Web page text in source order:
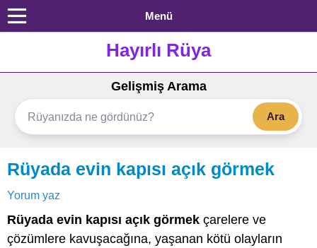
Menü
Hayırlı Rüya
Gelişmiş Arama
Ara
Rüyada evin kapısı açık görmek
Yorum yaz
Rüyada evin kapısı açık görmek çarelere ve
çözümlere kavuşacağına, yaşanan kötü olayların